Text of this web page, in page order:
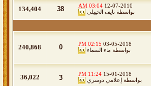
12-07-2010
03:04 AM
بواسطة نايف الخييلي 38
134,404
03-05-2018
02:15 PM
بواسطة ماء السماء 0
240,868
15-01-2018
11:24 PM
بواسطة إعلامي دوسري 3
36,022